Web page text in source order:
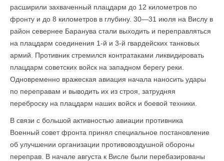
расширили захваченный плацдарм до 12 километров по
фронту и до 8 километров в глубину. 30—31 июля на Вислу в
район севернее Баранува стали выходить и переправляться
на плацдарм соединения 1-й и 3-й гвардейских танковых
армий. Противник стремился контратаками ликвидировать
плацдарм советских войск на западном берегу реки.
Одновременно вражеская авиация начала наносить удары
по переправам и выводить их из строя, затрудняя
переброску на плацдарм наших войск и боевой техники.
В связи с большой активностью авиации противника
Военный совет фронта принял специальное постановление
об улучшении организации противовоздушной обороны
переправ. В начале августа к Висле были перебазированы